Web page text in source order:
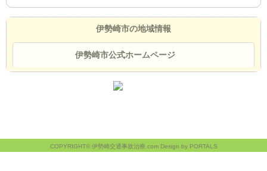
伊勢崎市の地域情報
伊勢崎市公式ホームページ
COPYRIGHT© 伊勢崎交通事故治療.com Design by PORTALS